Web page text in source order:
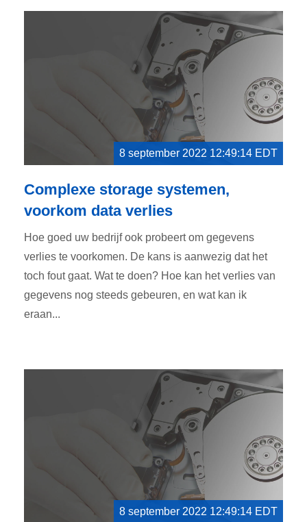
8 september 2022 12:49:14 EDT
Complexe storage systemen,
voorkom data verlies
Hoe goed uw bedrijf ook probeert om gegevens
verlies te voorkomen. De kans is aanwezig dat het
toch fout gaat. Wat te doen? Hoe kan het verlies van
gegevens nog steeds gebeuren, en wat kan ik
eraan...
8 september 2022 12:49:14 EDT